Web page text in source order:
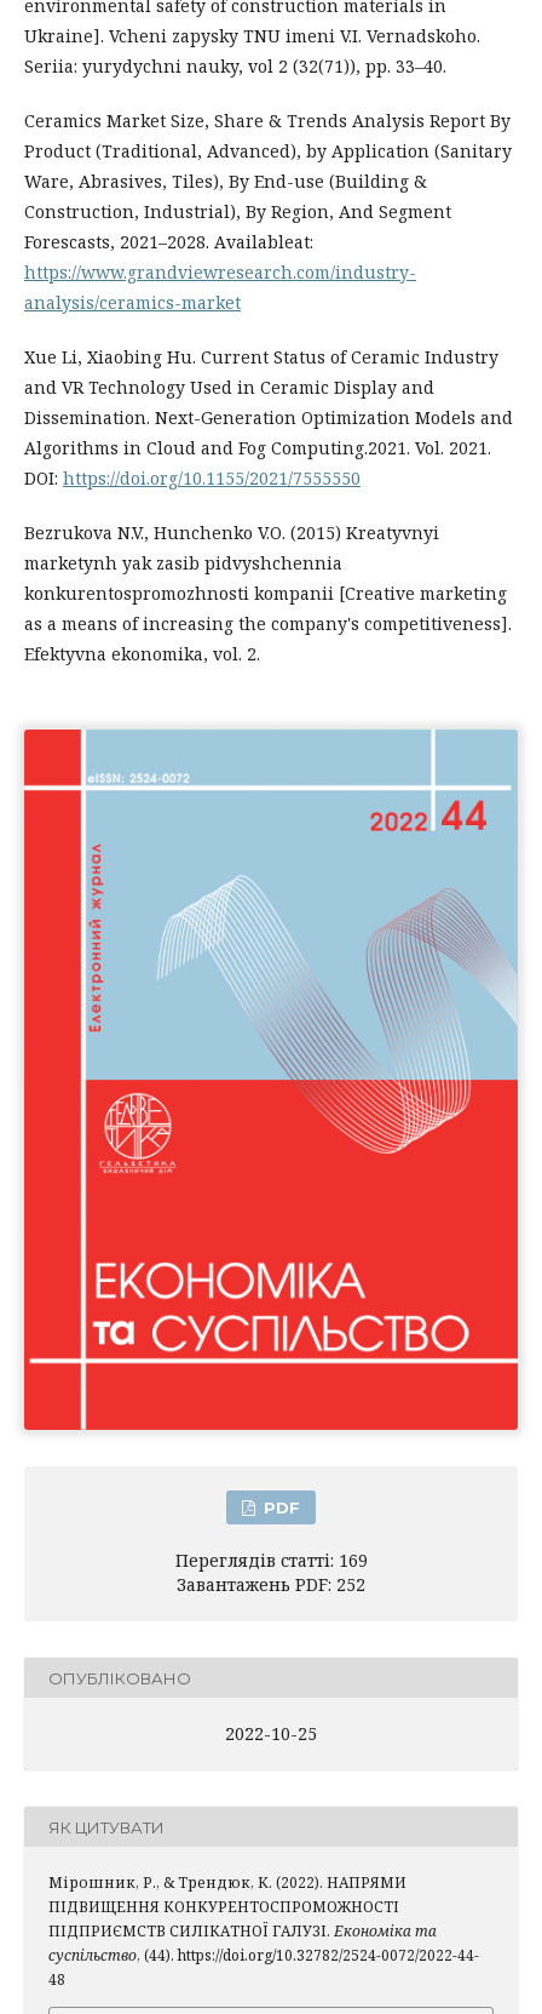
environmental safety of construction materials in
Ukraine]. Vcheni zapysky TNU imeni V.I. Vernadskoho.
Seriia: yurydychni nauky, vol 2 (32(71)), pp. 33–40.
Ceramics Market Size, Share & Trends Analysis Report By
Product (Traditional, Advanced), by Application (Sanitary
Ware, Abrasives, Tiles), By End-use (Building &
Construction, Industrial), By Region, And Segment
Forescasts, 2021–2028. Аvailableat:
https://www.grandviewresearch.com/industry-
analysis/ceramics-market
Xue Li, Xiaobing Hu. Current Status of Ceramic Industry
and VR Technology Used in Ceramic Display and
Dissemination. Next-Generation Optimization Models and
Algorithms in Cloud and Fog Computing.2021. Vol. 2021.
DOI: https://doi.org/10.1155/2021/7555550
Bezrukova N.V., Hunchenko V.O. (2015) Kreatyvnyi
marketynh yak zasib pidvyshchennia
konkurentospromozhnosti kompanii [Creative marketing
as a means of increasing the company's competitiveness].
Efektyvna ekonomika, vol. 2.
PDF
Переглядів статті: 169
Завантажень PDF: 252
ОПУБЛІКОВАНО
2022-10-25
ЯК ЦИТУВАТИ
Мірошник, Р., & Трендюк, К. (2022). НАПРЯМИ
ПІДВИЩЕННЯ КОНКУРЕНТОСПРОМОЖНОСТІ
ПІДПРИЄМСТВ СИЛІКАТНОЇ ГАЛУЗІ. Економіка та
суспільство, (44). https://doi.org/10.32782/2524-0072/2022-44-
48